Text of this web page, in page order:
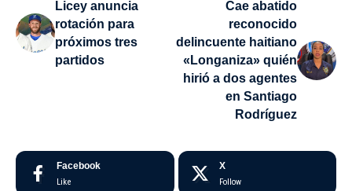
Licey anuncia
rotación para
próximos tres
partidos
Cae abatido
reconocido
delincuente haitiano
«Longaniza» quién
hirió a dos agentes
en Santiago
Rodríguez
Facebook
Like
X
Follow